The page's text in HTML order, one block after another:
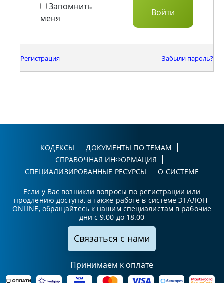
Запомнить
меня
Регистрация Забыли пароль?
КОДЕКСЫ
ДОКУМЕНТЫ ПО ТЕМАМ
СПРАВОЧНАЯ ИНФОРМАЦИЯ
СПЕЦИАЛИЗИРОВАННЫЕ РЕСУРСЫ
О СИСТЕМЕ
Если у Вас возникли вопросы по регистрации или
продлению доступа, а также работе в системе ЭТАЛОН-
ONLINE, обращайтесь к нашим специалистам в рабочие
дни с 9.00 до 18.00
Связаться с нами
Принимаем к оплате